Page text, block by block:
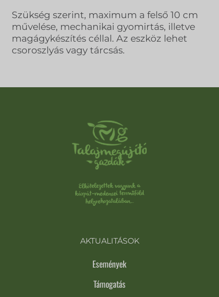
Szükség szerint, maximum a felső 10 cm
művelése, mechanikai gyomirtás, illetve
magágykészítés céllal. Az eszköz lehet
csoroszlyás vagy tárcsás.
AKTUALITÁSOK
Események
Támogatás